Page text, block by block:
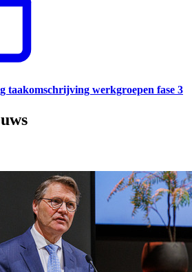
taakomschrijving werkgroepen fase 3